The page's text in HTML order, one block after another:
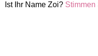
Ist Ihr Name Zoi? Stimmen